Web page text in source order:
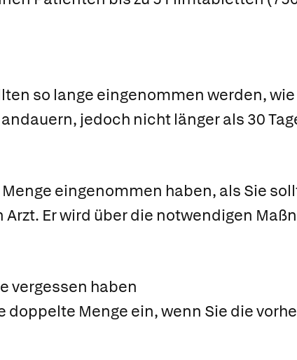
so lange eingenommen werden,
jedoch nicht länger als 30
eingenommen haben, als Sie
Arzt. Er wird über die notwendigen
vergessen haben
doppelte Menge ein, wenn Sie die